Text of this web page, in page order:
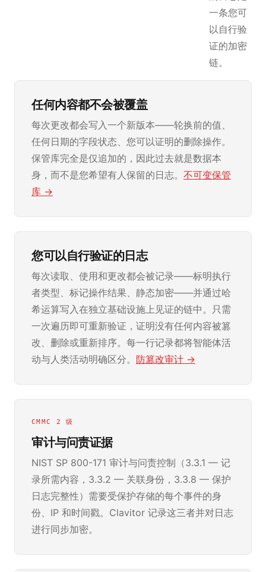
一条您可
以自行验
证的加密
链。
任何内容都不会被覆盖
每次更改都会写入一个新版本——轮换前的值、
任何日期的字段状态、您可以证明的删除操作。
保管库完全是仅追加的，因此过去就是数据本
身，而不是您希望有人保留的日志。 不可变保管
库 →
您可以自行验证的日志
每次读取、使用和更改都会被记录——标明执行
者类型、标记操作结果、静态加密——并通过哈
希运算写入在独立基础设施上见证的链中。只需
一次遍历即可重新验证，证明没有任何内容被篡
改、删除或重新排序。每一行记录都将智能体活
动与人类活动明确区分。 防篡改审计 →
CMMC 2 级
审计与问责证据
NIST SP 800-171 审计与问责控制（3.3.1 — 记
录所需内容，3.3.2 — 关联身份，3.3.8 — 保护
日志完整性）需要受保护存储的每个事件的身
份、IP 和时间戳。Clavitor 记录这三者并对日志
进行同步加密。